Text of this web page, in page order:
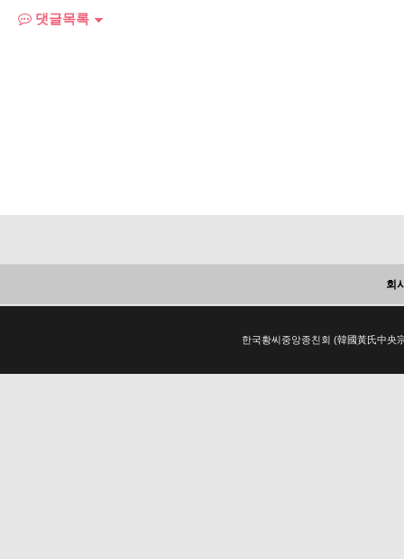
댓글목록
회
한국황씨중앙종친회 (韓國黃氏中央